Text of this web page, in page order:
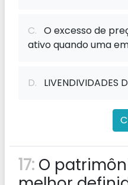
C. O excesso de
ativo quando uma
D. LIVENDIVIDADES
17: O